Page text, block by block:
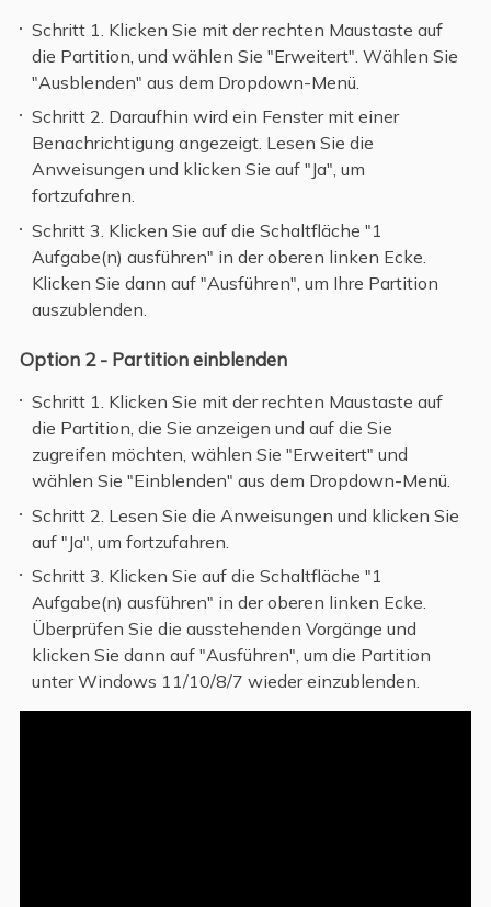
Schritt 1. Klicken Sie mit der rechten Maustaste auf
die Partition, und wählen Sie "Erweitert". Wählen Sie
"Ausblenden" aus dem Dropdown-Menü.
Schritt 2. Daraufhin wird ein Fenster mit einer
Benachrichtigung angezeigt. Lesen Sie die
Anweisungen und klicken Sie auf "Ja", um
fortzufahren.
Schritt 3. Klicken Sie auf die Schaltfläche "1
Aufgabe(n) ausführen" in der oberen linken Ecke.
Klicken Sie dann auf "Ausführen", um Ihre Partition
auszublenden.
Option 2 - Partition einblenden
Schritt 1. Klicken Sie mit der rechten Maustaste auf
die Partition, die Sie anzeigen und auf die Sie
zugreifen möchten, wählen Sie "Erweitert" und
wählen Sie "Einblenden" aus dem Dropdown-Menü.
Schritt 2. Lesen Sie die Anweisungen und klicken Sie
auf "Ja", um fortzufahren.
Schritt 3. Klicken Sie auf die Schaltfläche "1
Aufgabe(n) ausführen" in der oberen linken Ecke.
Überprüfen Sie die ausstehenden Vorgänge und
klicken Sie dann auf "Ausführen", um die Partition
unter Windows 11/10/8/7 wieder einzublenden.